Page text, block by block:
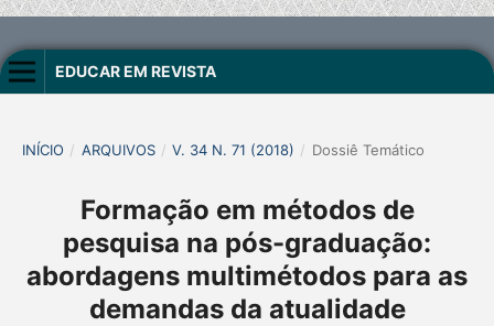
EDUCAR EM REVISTA
INÍCIO / ARQUIVOS / V. 34 N. 71 (2018) / Dossiê Temático
Formação em métodos de
pesquisa na pós-graduação:
abordagens multimétodos para as
demandas da atualidade